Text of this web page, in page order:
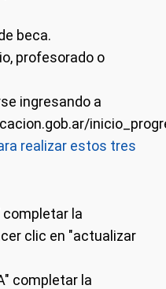
beca.
profesorado o
ingresando a
realizar estos tres
completar la
clic en "actualizar
completar la